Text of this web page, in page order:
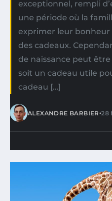
exceptionnel, rempli
une période où la
exprimer leur
des cadeaux.
de naissance peut
soit un cadeau utile
cadeau […]
ALEXANDRE BARBIER•28